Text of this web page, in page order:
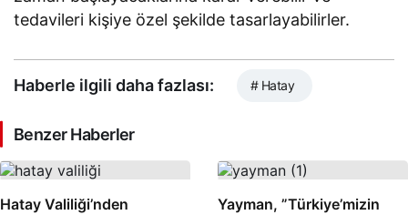
tedavileri kişiye özel şekilde tasarlayabilirler.
Haberle ilgili daha fazlası: # Hatay
Benzer Haberler
Hatay Valiliği’nden
Yayman, ⁠”Türkiye’mizin